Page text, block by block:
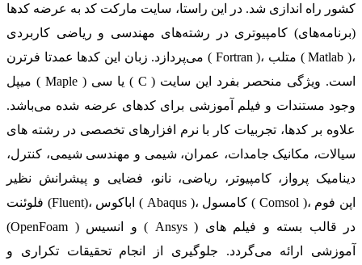
کشور راه اندازی شد. در این راستا، سایت مارکت کد به عرضه کدها
(برنامه‌های) کامپیوتری در رشته‌های مهندسی و ریاضی کاربردی
می‌پردازد. زبان این کدها عمدتا فرترن ( Fortran )، متلب ( Matlab )،
میپل ( Maple ) یا سی ( C ) است. ویژگی منحصر بفرد این سایت
وجود مستندات و فیلم آموزشی برای کدهای عرضه شده می‌باشد.
علاوه بر کدها، تجربیات کار با نرم افزارهای تخصصی در رشته های
سیالات، مکانیک جامدات، عمران، شیمی و مهندسی شیمی، کنترل،
دینامیک پرواز، کامپیوتر، ریاضی، نانو، فضایی و پیشرانش نظیر
فلوئنت (Fluent)، اباکوس ( Abaqus )، کامسول ( Comsol )، اپن فوم
(OpenFoam ) و انسیس ( Ansys ) در قالب بسته‌ و فیلم های
آموزشی ارائه می‌گردد. جلوگیری از انجام تحقیقات تکراری و